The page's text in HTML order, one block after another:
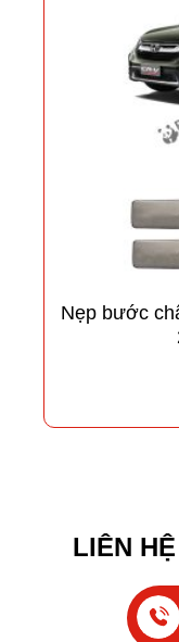
Nẹp bước
LIÊN